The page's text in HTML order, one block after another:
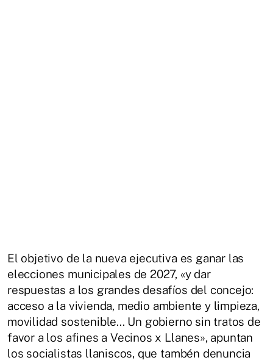
El objetivo de la nueva ejecutiva es ganar las
elecciones municipales de 2027, «y dar
respuestas a los grandes desafíos del concejo:
acceso a la vivienda, medio ambiente y limpieza,
movilidad sostenible... Un gobierno sin tratos de
favor a los afines a Vecinos x Llanes», apuntan
los socialistas llaniscos, que tambén denuncia